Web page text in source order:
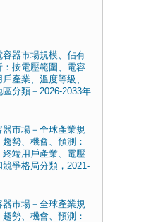
容器市場規模、佔有
：按電壓範圍、電容
產業、溫度等級、
分類－2026-2033年
器市場－全球產業規
勢、機會、預測：
終端用戶產業、電壓
爭格局分類，2021-
市場－全球產業規
勢、機會、預測：